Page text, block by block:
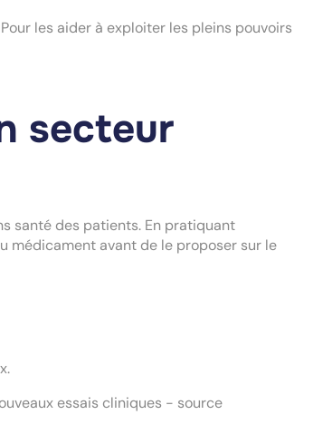
les aider à exploiter les pleins pouvoirs
secteur
santé des patients. En pratiquant
médicament avant de le proposer sur le
essais cliniques - source